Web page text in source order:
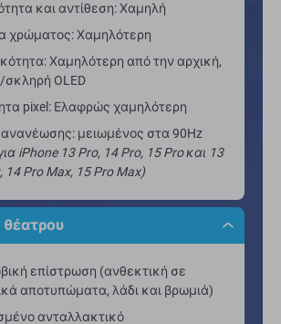
και αντίθεση: Χαμηλή
χρώματος: Χαμηλότερη
Χαμηλότερη από την αρχική,
OLED
pixel: Ελαφρώς χαμηλότερη
μειωμένος στα 90Hz
iPhone 13 Pro, 14 Pro, 15 Pro και 13
14 Pro Max, 15 Pro Max)
επίστρωση (ανθεκτική σε
αποτυπώματα, λάδι και βρωμιά)
ανταλλακτικό